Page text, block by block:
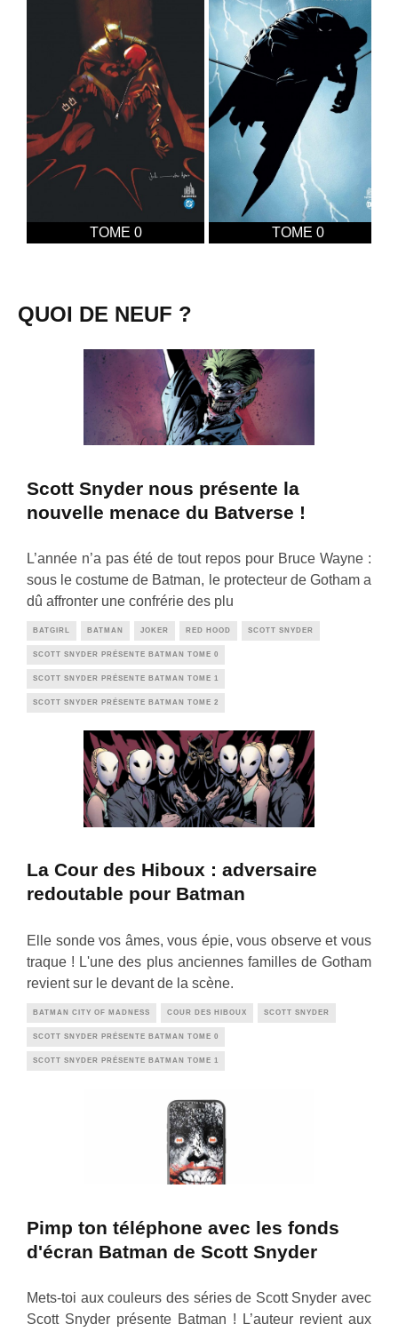
TOME 0 TOME 0
QUOI DE NEUF ?
Scott Snyder nous présente la
nouvelle menace du Batverse !
L’année n’a pas été de tout repos pour Bruce Wayne :
sous le costume de Batman, le protecteur de Gotham a
dû affronter une confrérie des plu
BATGIRL BATMAN JOKER RED HOOD SCOTT SNYDER
SCOTT SNYDER PRÉSENTE BATMAN TOME 0
SCOTT SNYDER PRÉSENTE BATMAN TOME 1
SCOTT SNYDER PRÉSENTE BATMAN TOME 2
La Cour des Hiboux : adversaire
redoutable pour Batman
Elle sonde vos âmes, vous épie, vous observe et vous
traque ! L'une des plus anciennes familles de Gotham
revient sur le devant de la scène.
BATMAN CITY OF MADNESS COUR DES HIBOUX SCOTT SNYDER
SCOTT SNYDER PRÉSENTE BATMAN TOME 0
SCOTT SNYDER PRÉSENTE BATMAN TOME 1
Pimp ton téléphone avec les fonds
d'écran Batman de Scott Snyder
Mets-toi aux couleurs des séries de Scott Snyder avec
Scott Snyder présente Batman ! L’auteur revient aux